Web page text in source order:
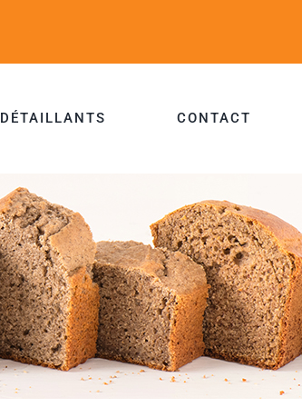
DÉTAILLANTS CONTACT